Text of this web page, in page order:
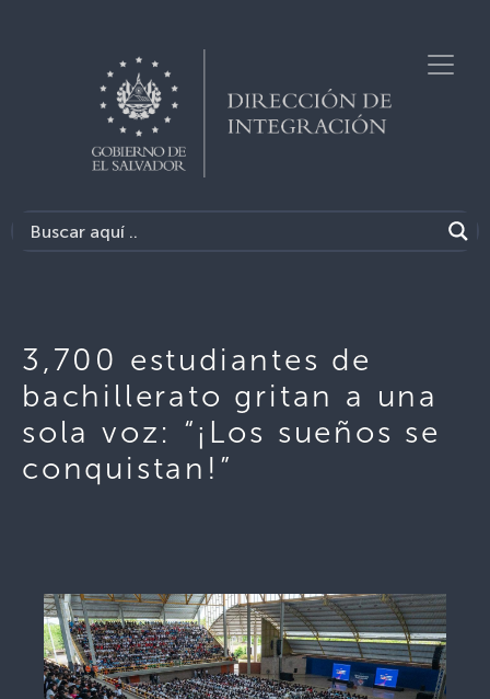
3,700 estudiantes de
bachillerato gritan a una
sola voz: “¡Los sueños se
conquistan!”